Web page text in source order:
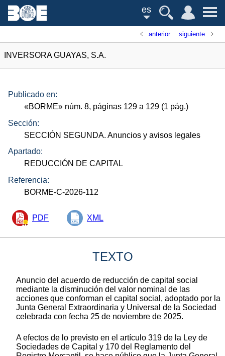
es
anterior siguiente
INVERSORA GUAYAS, S.A.
Publicado en:
«BORME» núm. 8, páginas 129 a 129 (1 pág.)
Sección:
SECCIÓN SEGUNDA. Anuncios y avisos legales
Apartado:
REDUCCIÓN DE CAPITAL
Referencia:
BORME-C-2026-112
PDF XML
TEXTO
Anuncio del acuerdo de reducción de capital social
mediante la disminución del valor nominal de las
acciones que conforman el capital social, adoptado por la
Junta General Extraordinaria y Universal de la Sociedad
celebrada con fecha 25 de noviembre de 2025.
A efectos de lo previsto en el artículo 319 de la Ley de
Sociedades de Capital y 170 del Reglamento del